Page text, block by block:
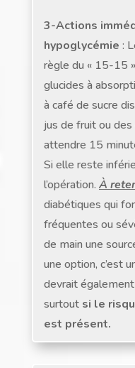
3-Actions
hypoglycémie :
règle du « 15-15
glucides à
à café de sucre
jus de fruit ou
attendre 15
Si elle reste
l’opération. À
diabétiques qui
fréquentes ou
de main une
une option, c’est
devrait
surtout si le
est présent.